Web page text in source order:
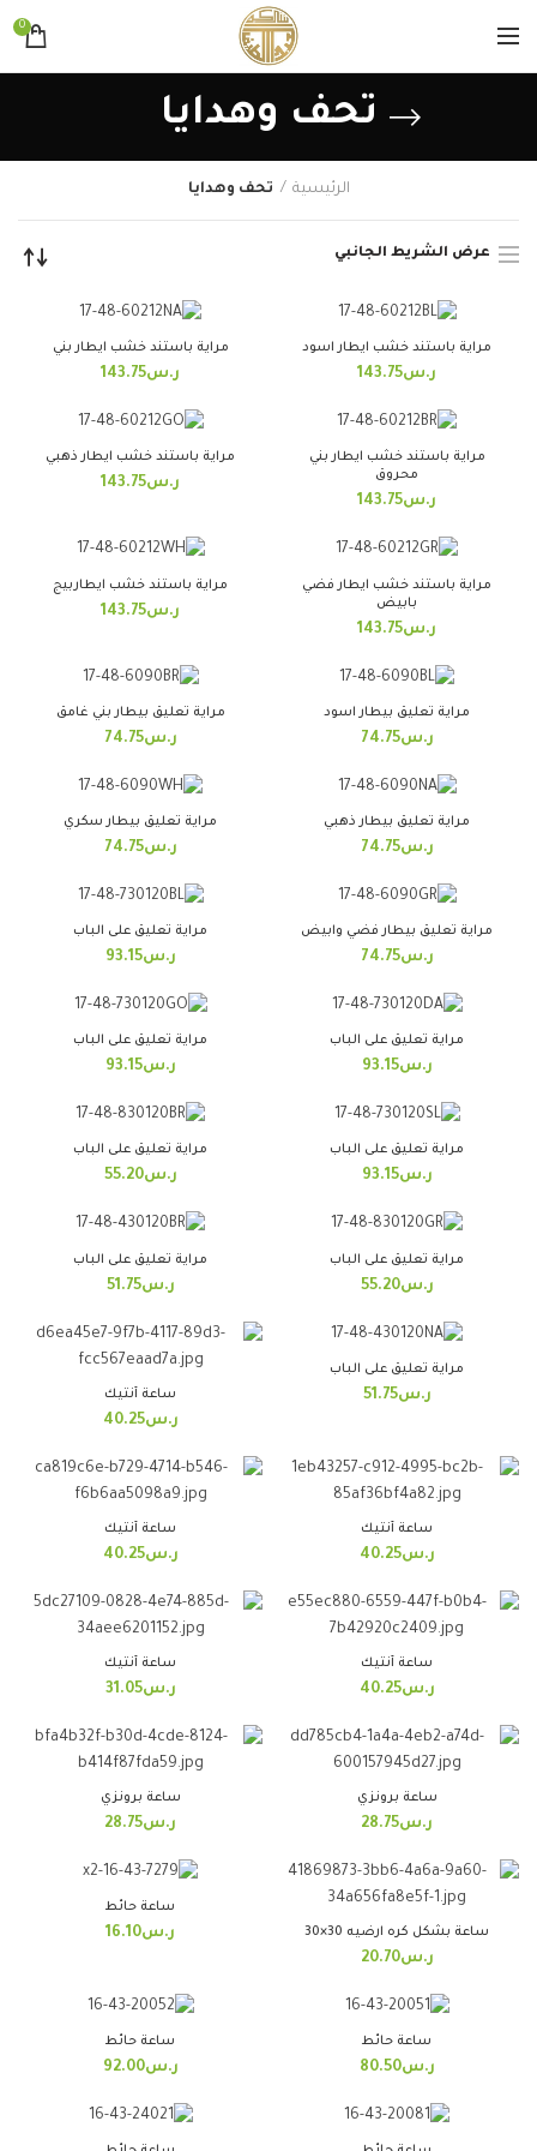
0
تحف وهدايا
الرئيسية تحف وهدايا
عرض الشريط الجانبي
مراية باستند خشب ايطار اسود
ر.س143.75
مراية باستند خشب ايطار بني
ر.س143.75
مراية باستند خشب ايطار بني
محروق
ر.س143.75
مراية باستند خشب ايطار ذهبي
ر.س143.75
مراية باستند خشب ايطار فضي
بابيض
ر.س143.75
مراية باستند خشب ايطاربيج
ر.س143.75
مراية تعليق بيطار اسود
ر.س74.75
مراية تعليق بيطار بني غامق
ر.س74.75
مراية تعليق بيطار ذهبي
ر.س74.75
مراية تعليق بيطار سكري
ر.س74.75
مراية تعليق بيطار فضي وابيض
ر.س74.75
مراية تعليق على الباب
ر.س93.15
مراية تعليق على الباب
ر.س93.15
مراية تعليق على الباب
ر.س93.15
مراية تعليق على الباب
ر.س93.15
مراية تعليق على الباب
ر.س55.20
مراية تعليق على الباب
ر.س55.20
مراية تعليق على الباب
ر.س51.75
مراية تعليق على الباب
ر.س51.75 ساعة أنتيك
ر.س40.25
ساعة أنتيك
ر.س40.25
ساعة أنتيك
ر.س40.25
ساعة أنتيك
ر.س40.25
ساعة أنتيك
ر.س31.05
ساعة برونزي
ر.س28.75
ساعة برونزي
ر.س28.75
ساعة بشكل كره ارضيه 30×30
ر.س20.70
ساعة حائط
ر.س16.10
ساعة حائط
ر.س80.50
ساعة حائط
ر.س92.00